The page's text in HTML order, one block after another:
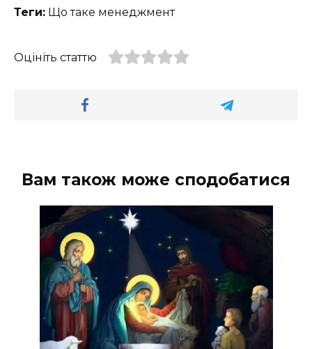
Теги: Що таке менеджмент
Оцініть статтю
Вам також може сподобатися